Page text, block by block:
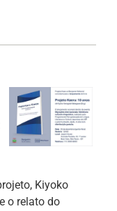
Kiyoko
o relato do